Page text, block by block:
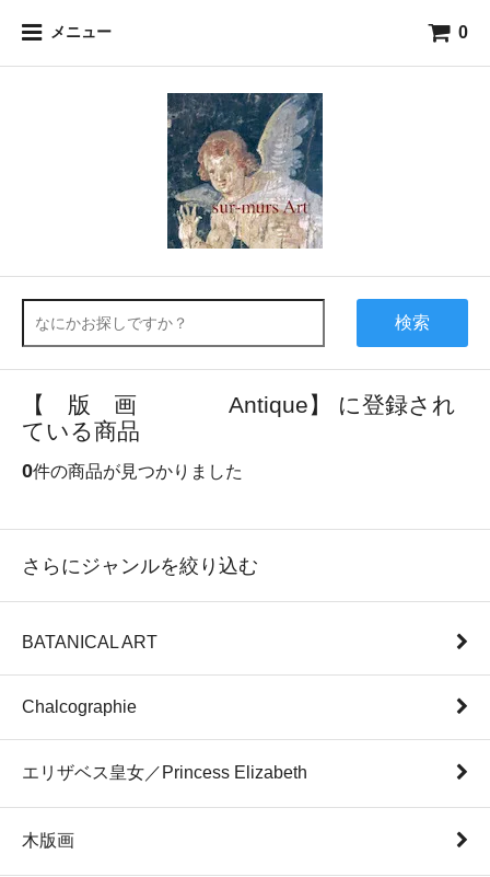
メニュー 0
検索
【 版 画 Antique】 に登録され
ている商品
0件の商品が見つかりました
さらにジャンルを絞り込む
BATANICAL ART
Chalcographie
エリザベス皇女／Princess Elizabeth
木版画